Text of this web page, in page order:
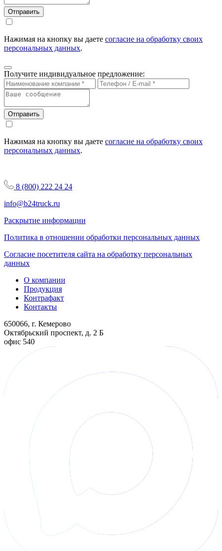
Отправить
Нажимая на кнопку вы даете согласие на обработку своих
персональных данных.
Получите индивидуальное предложение:
Отправить
Нажимая на кнопку вы даете согласие на обработку своих
персональных данных.
8 (800) 222 24 24
info@b24truck.ru
Раскрытие информации
Политика в отношении обработки персональных данных
Согласие посетителя сайта на обработку персональных
данных
О компании
Продукция
Контрафакт
Контакты
650066, г. Кемерово
Октябрьский проспект, д. 2 Б
офис 540